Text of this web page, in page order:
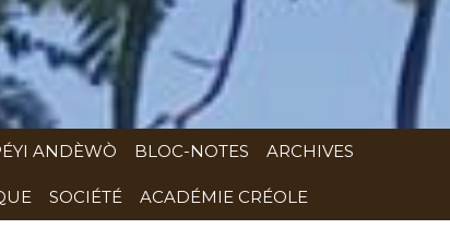
ANDÈWÒ BLOC-NOTES ARCHIVES
SOCIÉTÉ ACADÉMIE CRÉOLE